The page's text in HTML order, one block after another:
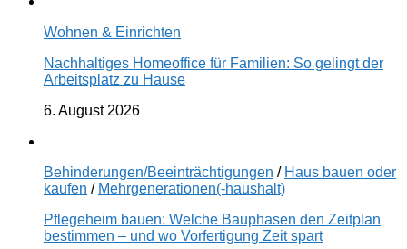
Wohnen & Einrichten
Nachhaltiges Homeoffice für Familien: So gelingt der
Arbeitsplatz zu Hause
6. August 2026
Behinderungen/Beeinträchtigungen / Haus bauen oder
kaufen / Mehrgenerationen(-haushalt)
Pflegeheim bauen: Welche Bauphasen den Zeitplan
bestimmen – und wo Vorfertigung Zeit spart